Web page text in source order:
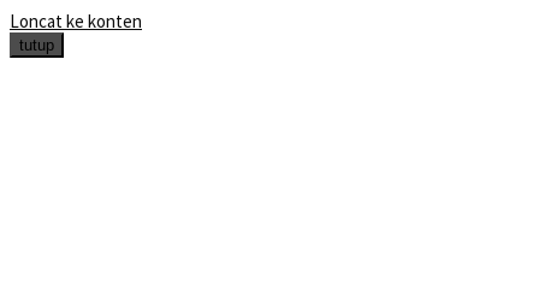
Loncat ke konten
tutup